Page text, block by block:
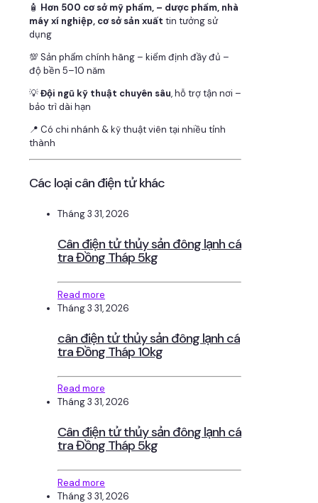
🧴 Hơn 500 cơ sở mỹ phẩm, – dược phẩm, nhà
máy xí nghiệp, cơ sở sản xuất tin tưởng sử
dụng
💯 Sản phẩm chính hãng – kiểm định đầy đủ –
độ bền 5–10 năm
💡Đội ngũ kỹ thuật chuyên sâu, hỗ trợ tận nơi –
bảo trì dài hạn
📍 Có chi nhánh & kỹ thuật viên tại nhiều tỉnh
thành
Các loại cân điện tử khác
Tháng 3 31, 2026
Cân điện tử thủy sản đông lạnh cá
tra Đồng Tháp 5kg
Read more
Tháng 3 31, 2026
cân điện tử thủy sản đông lạnh cá
tra Đồng Tháp 10kg
Read more
Tháng 3 31, 2026
Cân điện tử thủy sản đông lạnh cá
tra Đồng Tháp 5kg
Read more
Tháng 3 31, 2026